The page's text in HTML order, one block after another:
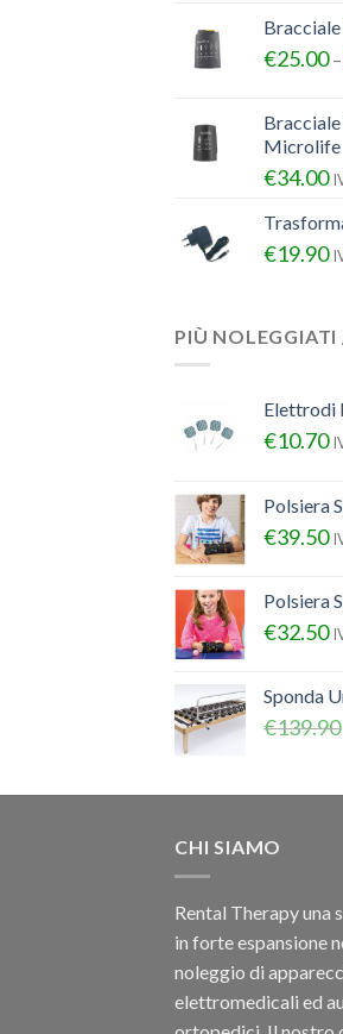
€25.00–
Microlife
€34.00
€19.90
PIÙ
Elettrodi
€10.70
Polsiera
€39.50
Polsiera
€32.50
Sponda
€139.90
CHI SIAMO
Rental Therapy una
in forte espansione
noleggio di
elettromedicali ed